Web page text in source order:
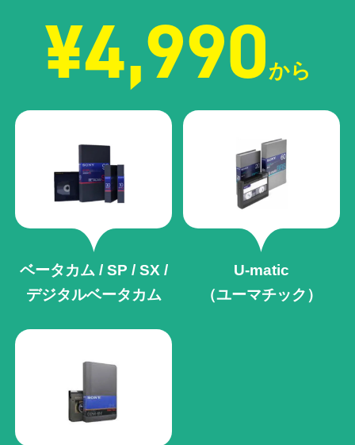
¥4,990から
ベータカム / SP / SX /
デジタルベータカム
U-matic
（ユーマチック）